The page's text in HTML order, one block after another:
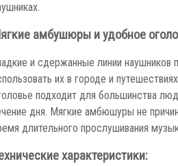
амбушюры и удобное
и сдержанные линии наушников
их в городе и
подходит для большинства
дня. Мягкие амбюшуры не
длительного прослушивания
характеристики: